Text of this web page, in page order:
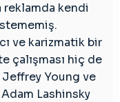
kendi
ve karizmatik bir
çalışması hiç de
Young ve
Lashinsky